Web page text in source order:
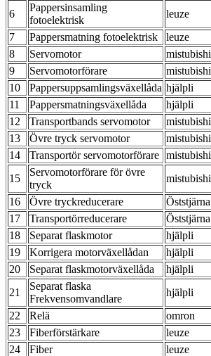
6
Pappersinsamling
fotoelektrisk
leuze
7
Pappersmatning fotoelektrisk leuze
8
Servomotor mistubishi
9
Servomotorförare mistubishi
10
Pappersuppsamlingsväxellåda hjälpli
11
Pappersmatningsväxellåda hjälpli
12
Transportbands servomotor mistubishi
13
Övre tryck servomotor mistubishi
14
Transportör servomotorförare mistubishi
15
Servomotorförare för övre
tryck
mistubishi
16
Övre tryckreducerare Öststjärna
17
Transportörreducerare Öststjärna
18
Separat flaskmotor hjälpli
19
Korrigera motorväxellådan hjälpli
20
Separat flaskmotorväxellåda hjälpli
21
Separat flaska
Frekvensomvandlare
hjälpli
22
Relä omron
23
Fiberförstärkare leuze
24
Fiber leuze